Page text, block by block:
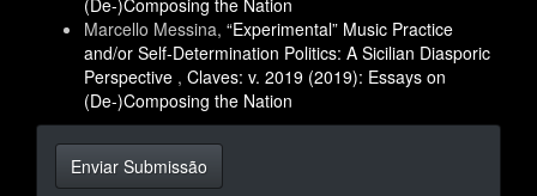
Marcello Messina, “Experimental” Music Practice
and/or Self-Determination Politics: A Sicilian Diasporic
Perspective , Claves: v. 2019 (2019): Essays on
(De-)Composing the Nation
Enviar
Submissão
Enviar Submissão